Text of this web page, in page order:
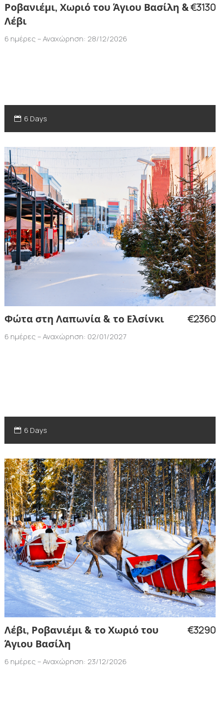
Ροβανιέμι, Χωριό του Άγιου Βασίλη &
Λέβι
€3130
6 ημέρες – Αναχώρηση: 28/12/2026
6 Days
Φώτα στη Λαπωνία & το Ελσίνκι €2360
6 ημέρες – Αναχώρηση: 02/01/2027
6 Days
Λέβι, Ροβανιέμι & το Χωριό του
Άγιου Βασίλη
€3290
6 ημέρες – Αναχώρηση: 23/12/2026